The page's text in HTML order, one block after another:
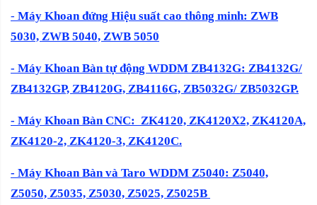
- Máy Khoan đứng Hiệu suất cao thông minh: ZWB
5030, ZWB 5040, ZWB 5050
- Máy Khoan Bàn tự động WDDM ZB4132G: ZB4132G/
ZB4132GP, ZB4120G, ZB4116G, ZB5032G/ ZB5032GP.
- Máy Khoan Bàn CNC: ZK4120, ZK4120X2, ZK4120A,
ZK4120-2, ZK4120-3, ZK4120C.
- Máy Khoan Bàn và Taro WDDM Z5040: Z5040,
Z5050, Z5035, Z5030, Z5025, Z5025B